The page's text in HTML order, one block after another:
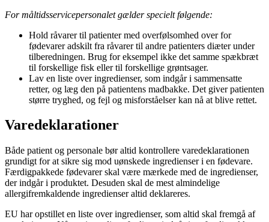
For måltidsservicepersonalet gælder specielt følgende:
Hold råvarer til patienter med overfølsomhed over for
fødevarer adskilt fra råvarer til andre patienters diæter under
tilberedningen. Brug for eksempel ikke det samme spækbræt
til forskellige fisk eller til forskellige grøntsager.
Lav en liste over ingredienser, som indgår i sammensatte
retter, og læg den på patientens madbakke. Det giver patienten
større tryghed, og fejl og misforståelser kan nå at blive rettet.
Varedeklarationer
Både patient og personale bør altid kontrollere varedeklarationen
grundigt for at sikre sig mod uønskede ingredienser i en fødevare.
Færdigpakkede fødevarer skal være mærkede med de ingredienser,
der indgår i produktet. Desuden skal de mest almindelige
allergifremkaldende ingredienser altid deklareres.
EU har opstillet en liste over ingredienser, som altid skal fremgå af